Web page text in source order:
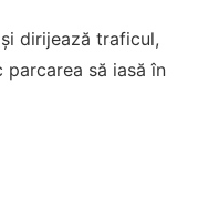
dirijează traficul,
să iasă în